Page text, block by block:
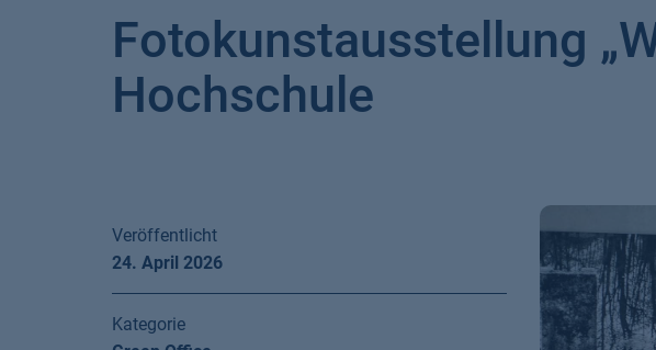
Fotokunstausstellung
Hochschule
Veröffentlicht
24. April 2026
Kategorie